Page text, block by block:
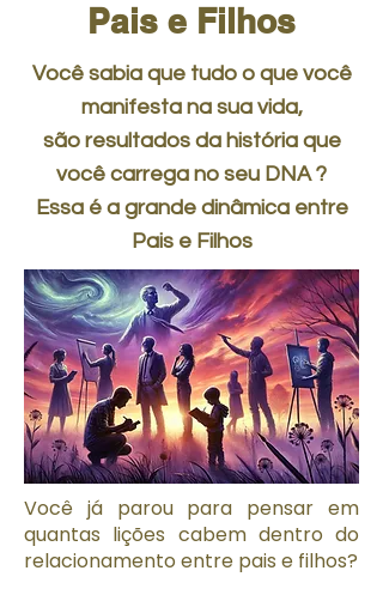
Pais e Filhos
Você sabia que tudo o que você
manifesta na sua vida,
são resultados da história que
você carrega no seu DNA ?
Essa é a grande dinâmica entre
Pais e Filhos
Você já parou para pensar em
quantas lições cabem dentro do
relacionamento entre pais e filhos?